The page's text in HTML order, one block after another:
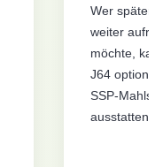
Wer später
weiter
möchte,
J64 optional
SSP-
ausstatten.